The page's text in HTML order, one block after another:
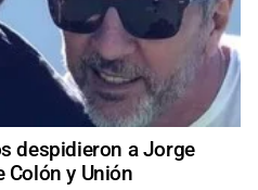
despidieron a Jorge
Colón y Unión